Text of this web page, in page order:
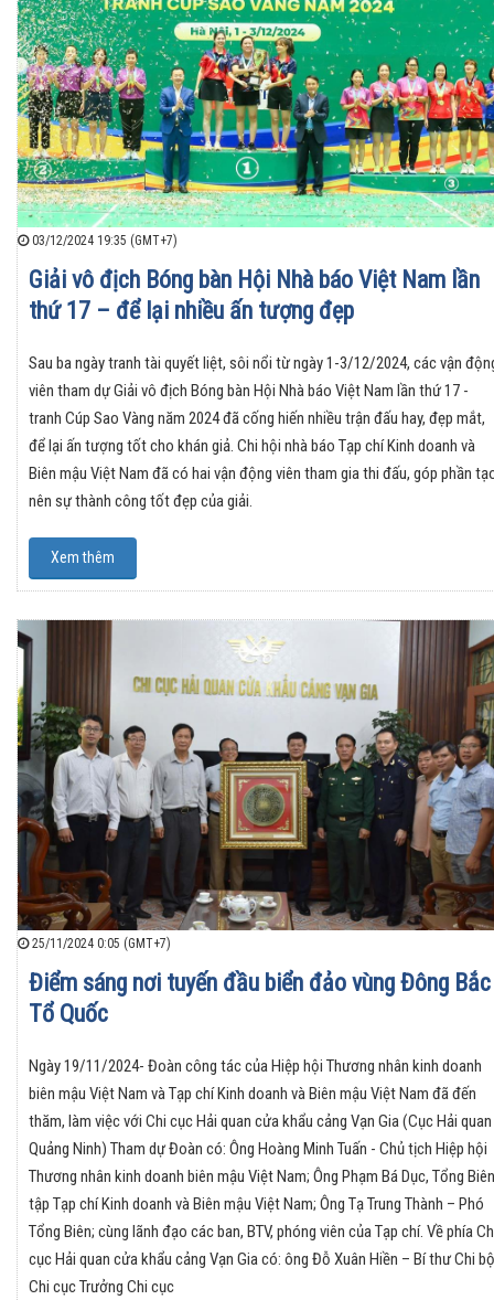
03/12/2024 19:35 (GMT+7)
Giải vô địch Bóng bàn Hội Nhà báo Việt Nam lần
thứ 17 – để lại nhiều ấn tượng đẹp
Sau ba ngày tranh tài quyết liệt, sôi nổi từ ngày 1-3/12/2024, các vận
viên tham dự Giải vô địch Bóng bàn Hội Nhà báo Việt Nam lần thứ 17 -
tranh Cúp Sao Vàng năm 2024 đã cống hiến nhiều trận đấu hay, đẹp mắt,
để lại ấn tượng tốt cho khán giả. Chi hội nhà báo Tạp chí Kinh doanh và
Biên mậu Việt Nam đã có hai vận động viên tham gia thi đấu, góp phần
nên sự thành công tốt đẹp của giải.
Xem thêm
25/11/2024 0:05 (GMT+7)
Điểm sáng nơi tuyến đầu biển đảo vùng Đông Bắc
Tổ Quốc
Ngày 19/11/2024- Đoàn công tác của Hiệp hội Thương nhân kinh doanh
biên mậu Việt Nam và Tạp chí Kinh doanh và Biên mậu Việt Nam đã đến
thăm, làm việc với Chi cục Hải quan cửa khẩu cảng Vạn Gia (Cục Hải quan
Quảng Ninh) Tham dự Đoàn có: Ông Hoàng Minh Tuấn - Chủ tịch Hiệp hội
Thương nhân kinh doanh biên mậu Việt Nam; Ông Phạm Bá Dục, Tổng Biên
tập Tạp chí Kinh doanh và Biên mậu Việt Nam; Ông Tạ Trung Thành – Phó
Tổng Biên; cùng lãnh đạo các ban, BTV, phóng viên của Tạp chí. Về phía
cục Hải quan cửa khẩu cảng Vạn Gia có: ông Đỗ Xuân Hiền – Bí thư Chi
Chi cục Trưởng Chi cục